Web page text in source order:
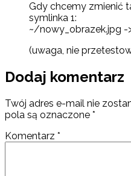
Gdy chcemy zmienić
symlinka 1:
~/nowy_obrazek.jpg -
(uwaga, nie
Dodaj komentarz
Twój adres e-mail nie
pola są oznaczone *
Komentarz *